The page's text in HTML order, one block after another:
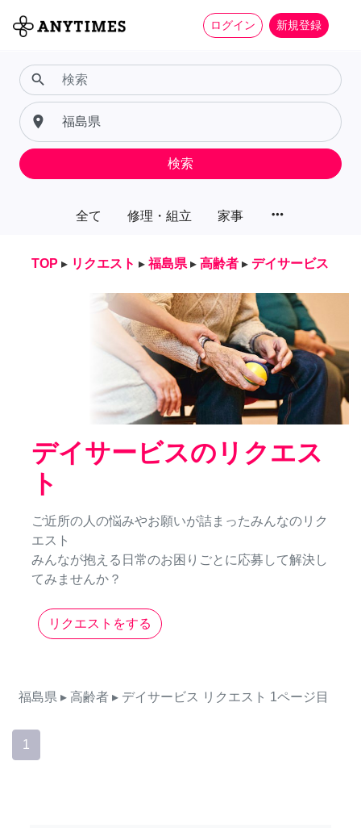
ログイン 新規登録
全て 修理・組立 家事 more_horiz
search
place
検索
TOP ▸ リクエスト ▸ 福島県 ▸ 高齢者 ▸ デイサービス
デイサービスのリクエス
ト
ご近所の人の悩みやお願いが詰まったみんなのリク
エスト
みんなが抱える日常のお困りごとに応募して解決し
てみませんか？
リクエストをする
福島県 ▸ 高齢者 ▸ デイサービス リクエスト 1ページ目
1